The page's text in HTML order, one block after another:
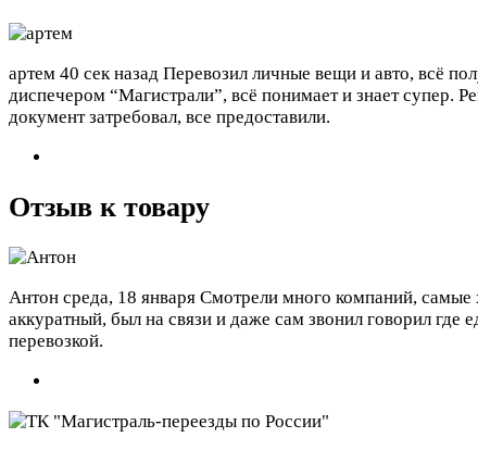
артем 40 сек назад Перевозил личные вещи и авто, всё
диспечером “Магистрали”, всё понимает и знает супер.
документ затребовал, все предоставили.
Отзыв к товару
Антон среда, 18 января Смотрели много компаний, самые
аккуратный, был на связи и даже сам звонил говорил
перевозкой.